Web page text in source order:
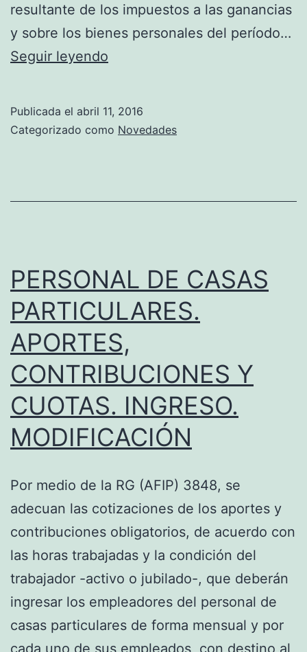
DE
LOS
QUE
REMUNERACIÓN
DEL
TRABAJADOR?
resultante de los impuestos a las ganancias
y sobre los bienes personales del período…
Seguir leyendo
PERSONALES
Publicada el abril 11, 2016
Categorizado como Novedades
PERSONAL DE CASAS
PARTICULARES.
APORTES,
CONTRIBUCIONES Y
CUOTAS. INGRESO.
MODIFICACIÓN
Por medio de la RG (AFIP) 3848, se
adecuan las cotizaciones de los aportes y
contribuciones obligatorios, de acuerdo con
las horas trabajadas y la condición del
trabajador -activo o jubilado-, que deberán
ingresar los empleadores del personal de
casas particulares de forma mensual y por
cada uno de sus empleados, con destino al